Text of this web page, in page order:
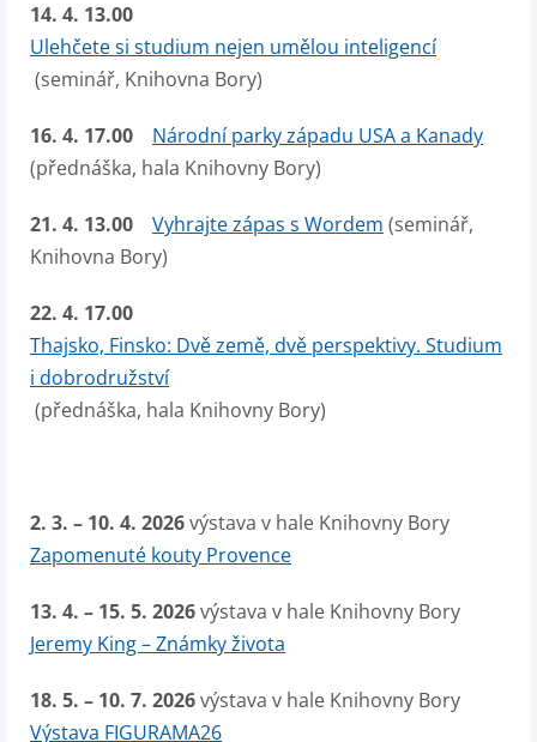
14. 4. 13.00
Ulehčete si studium nejen umělou inteligencí
(seminář, Knihovna Bory)
16. 4. 17.00
Národní parky západu USA a Kanady
(přednáška, hala Knihovny Bory)
21. 4. 13.00 Vyhrajte zápas s Wordem (seminář,
Knihovna Bory)
22. 4. 17.00
Thajsko, Finsko: Dvě země, dvě perspektivy. Studium
i dobrodružství
(přednáška, hala Knihovny Bory)
2. 3. – 10. 4. 2026výstava v hale Knihovny Bory
Zapomenuté kouty Provence
13. 4. – 15. 5. 2026výstava v hale Knihovny Bory
Jeremy King – Známky života
18. 5. – 10. 7. 2026výstava v hale Knihovny Bory
Výstava FIGURAMA26